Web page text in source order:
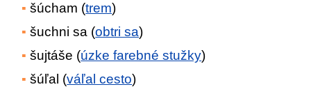
šúcham (trem)
šuchni sa (obtri sa)
šujtáše (úzke farebné stužky)
šúľal (váľal cesto)